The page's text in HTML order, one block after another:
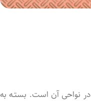
نواحی آن است. بستـه به